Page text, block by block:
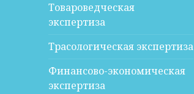
Товароведческая
экспертиза
Трасологическая экспертиза
Финансово-экономическая
экспертиза